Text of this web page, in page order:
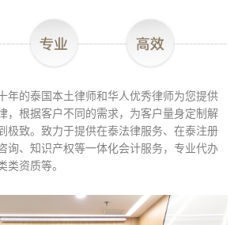
年的泰国本土律师和华人优秀律师为您提供
，根据客户不同的需求，为客户量身定制解
极致。致力于提供在泰法律服务、在泰注册
询、知识产权等一体化会计服务，专业代办
类资质等。